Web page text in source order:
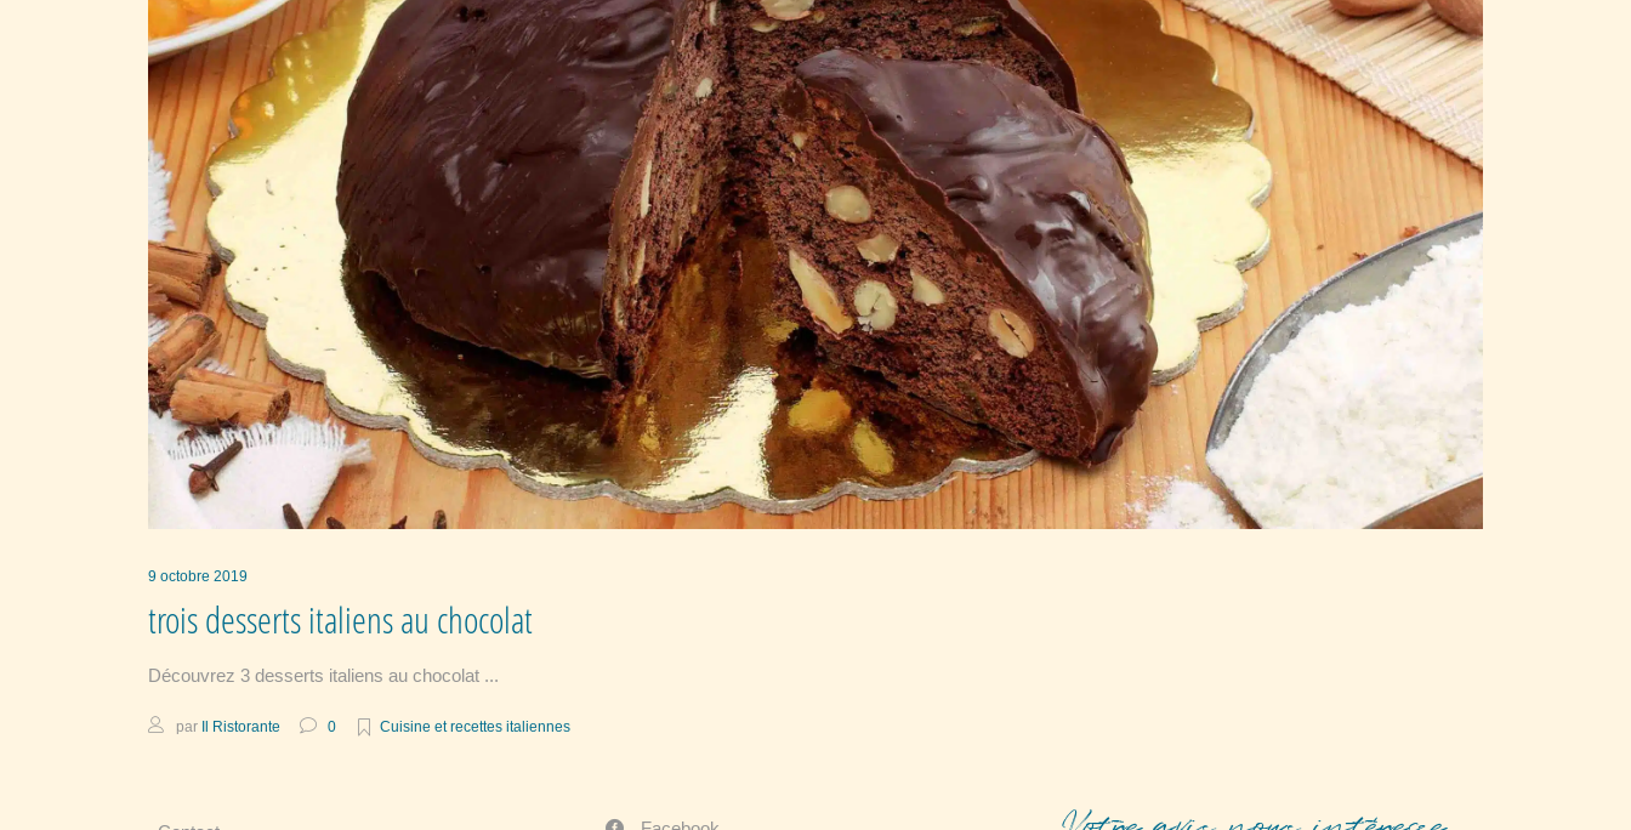
9 octobre 2019
trois desserts italiens au chocolat
Découvrez 3 desserts italiens au chocolat
par Il Ristorante 0 Cuisine et recettes italiennes